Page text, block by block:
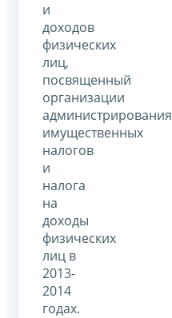
и
доходов
физических
лиц,
посвященный
организации
администрирования
имущественных
налогов
и
налога
на
доходы
физических
лиц в
2013-
2014
годах.